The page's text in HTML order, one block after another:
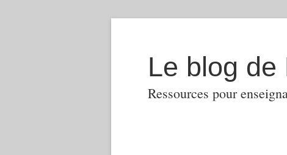
Le blog de
Ressources pour